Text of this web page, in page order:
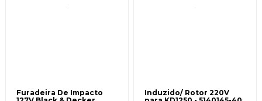
Furadeira De Impacto
Induzido/ Rotor 220V